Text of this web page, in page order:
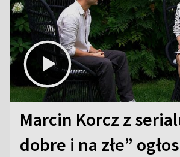
Marcin Korcz z
dobre i na złe”